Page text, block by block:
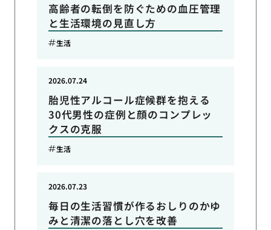
高齢者の転倒を防ぐための血圧管理
と生活環境の見直し方
生活
胎児性アルコール症候群を抱える
30代男性の症例と顔のコンプレッ
クスの克服
2026.07.24
生活
毎日の生活習慣が作るおしりのかゆ
みと清潔の落とし穴を改善
2026.07.23